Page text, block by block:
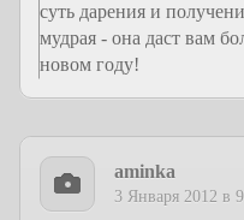
суть дарения и
мудрая - она даст вам
новом году!
aminka
3 Января 2012 в